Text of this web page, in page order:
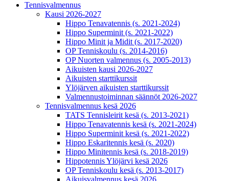
Tennisvalmennus
Kausi 2026-2027
Hippo Tenavatennis (s. 2021-2024)
Hippo Superminit (s. 2021-2022)
Hippo Minit ja Midit (s. 2017-2020)
OP Tenniskoulu (s. 2014-2016)
OP Nuorten valmennus (s. 2005-2013)
Aikuisten kausi 2026-2027
Aikuisten starttikurssit
Ylöjärven aikuisten starttikurssit
Valmennustoiminnan säännöt 2026-2027
Tennisvalmennus kesä 2026
TATS Tennisleirit kesä (s. 2013-2021)
Hippo Tenavatennis kesä (s. 2021-2024)
Hippo Superminit kesä (s. 2021-2022)
Hippo Eskaritennis kesä (s. 2020)
Hippo Minitennis kesä (s. 2018-2019)
Hippotennis Ylöjärvi kesä 2026
OP Tenniskoulu kesä (s. 2013-2017)
Aikuisvalmennus kesä 2026